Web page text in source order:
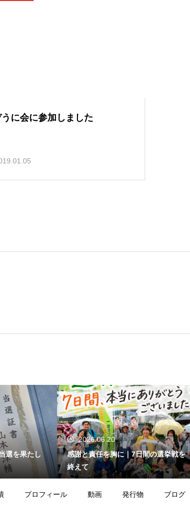
に会に参加しました
選を果たし
2026.06.20
感謝と責任を胸に｜7日間の選挙戦を
終えて
プロフィール 動画 発行物 ブログ